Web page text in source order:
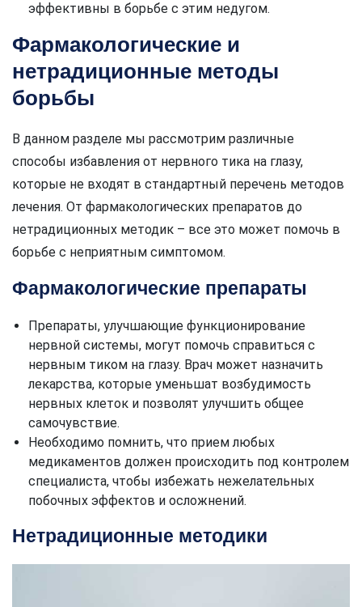
эффективны в борьбе с этим недугом.
Фармакологические и
нетрадиционные методы
борьбы
В данном разделе мы рассмотрим различные
способы избавления от нервного тика на глазу,
которые не входят в стандартный перечень методов
лечения. От фармакологических препаратов до
нетрадиционных методик – все это может помочь в
борьбе с неприятным симптомом.
Фармакологические препараты
Препараты, улучшающие функционирование
нервной системы, могут помочь справиться с
нервным тиком на глазу. Врач может назначить
лекарства, которые уменьшат возбудимость
нервных клеток и позволят улучшить общее
самочувствие.
Необходимо помнить, что прием любых
медикаментов должен происходить под контролем
специалиста, чтобы избежать нежелательных
побочных эффектов и осложнений.
Нетрадиционные методики